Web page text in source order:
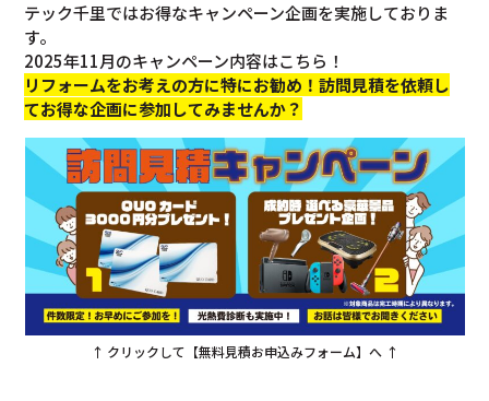
テック千里ではお得なキャンペーン企画を実施しておりま
す。
2025年11月のキャンペーン内容はこちら！
リフォームをお考えの方に特にお勧め！訪問見積を依頼し
てお得な企画に参加してみませんか？
↑ クリックして【無料見積お申込みフォーム】へ ↑